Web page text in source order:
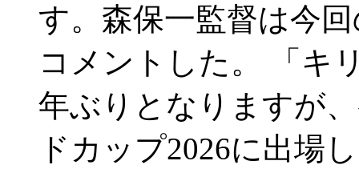
す。森保一監督は今
コメントした。 「キ
年ぶりとなりますが
ドカップ2026に出場